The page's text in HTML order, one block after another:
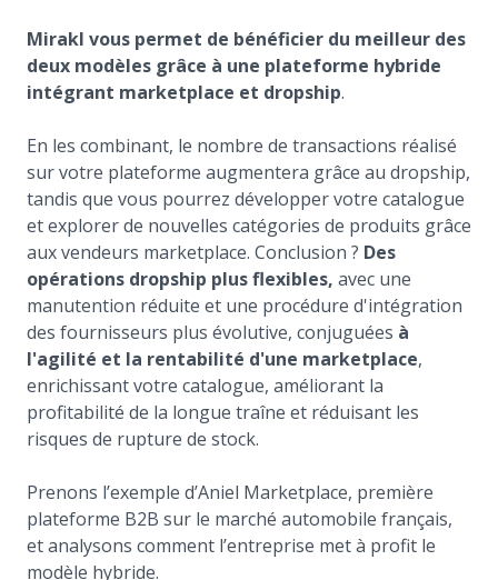
Mirakl vous permet de bénéficier du meilleur des
deux modèles grâce à une plateforme hybride
intégrant marketplace et dropship.
En les combinant, le nombre de transactions réalisé
sur votre plateforme augmentera grâce au dropship,
tandis que vous pourrez développer votre catalogue
et explorer de nouvelles catégories de produits grâce
aux vendeurs marketplace. Conclusion ? Des
opérations dropship plus flexibles, avec une
manutention réduite et une procédure d'intégration
des fournisseurs plus évolutive, conjuguées à
l'agilité et la rentabilité d'une marketplace,
enrichissant votre catalogue, améliorant la
profitabilité de la longue traîne et réduisant les
risques de rupture de stock.
Prenons l’exemple d’Aniel Marketplace, première
plateforme B2B sur le marché automobile français,
et analysons comment l’entreprise met à profit le
modèle hybride.